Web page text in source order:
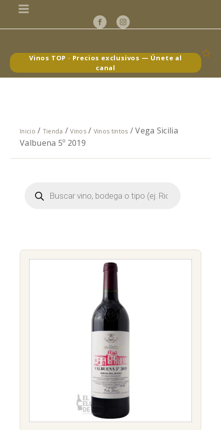
Vinos TOP · Precios exclusivos — Únete al
canal
Inicio / Tienda /Vinos/ Vinos tintos / Vega Sicilia
Valbuena 5º 2019
Búsqueda